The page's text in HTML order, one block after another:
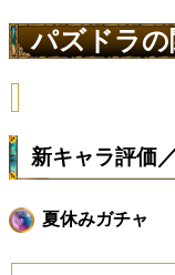
パズドラの
新キャラ評価
夏休みガチャ